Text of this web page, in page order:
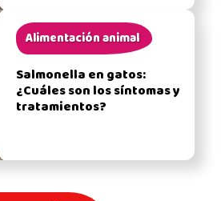
Alimentación animal
Salmonella en gatos:
¿Cuáles son los síntomas y
tratamientos?